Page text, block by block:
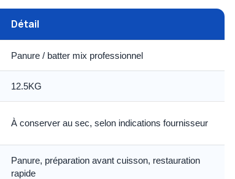
Détail
Panure / batter mix professionnel
12.5KG
À conserver au sec, selon indications fournisseur
Panure, préparation avant cuisson, restauration
rapide